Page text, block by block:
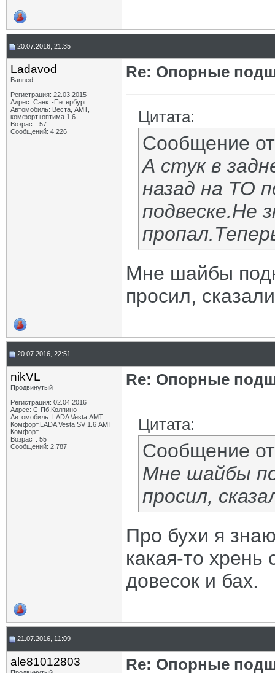
20.07.2016, 21:35
Ladavod
Banned
Регистрация: 22.03.2015
Адрес: Санкт-Петербург
Автомобиль: Веста, АМТ,
комфорт+оптима 1,6
Возраст: 57
Сообщений: 4,226
Re: Опорные
Цитата:
Сообщение
А стук в
назад на ТО
подвеске.Не
Мне шайбы
просил,
20.07.2016, 22:51
nikVL
Продвинутый
Регистрация: 02.04.2016
Адрес: С-Пб,Колпино
Автомобиль: LADA Vesta АМТ
Комфорт,LADA Vesta SV 1.6 АМТ
Комфорт
Возраст: 55
Сообщений: 2,787
Re: Опорные
Цитата:
Сообщение
Мне шайбы
просил,
Про бухи я
какая-то хрень
довесок и бах.
21.07.2016, 11:09
ale81012803 Re: Опорные